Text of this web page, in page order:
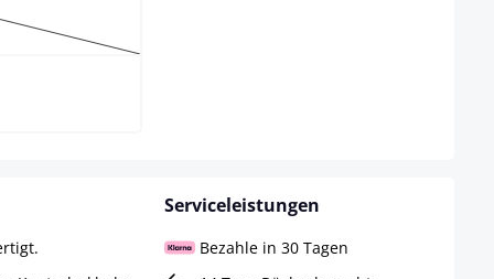
hell
Option ist zurzeit nicht verfügbar.)
Serviceleistungen
Bezahle in 30 Tagen